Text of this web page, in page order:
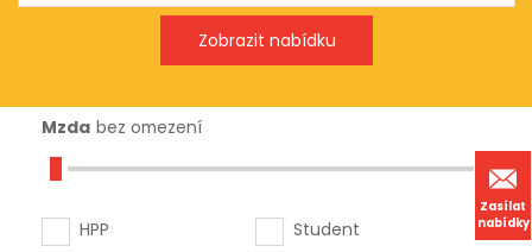
Zasílat
nabídky
Mzda bez omezení
HPP
Student